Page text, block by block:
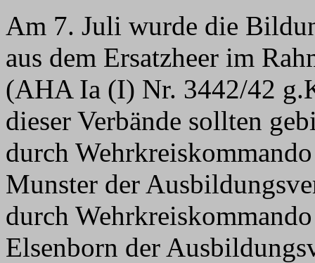
Am 7. Juli wurde die
aus dem Ersatzheer im
(AHA Ia (I) Nr. 3442/42
dieser Verbände sollten
durch
Munster der
durch
Elsenborn der